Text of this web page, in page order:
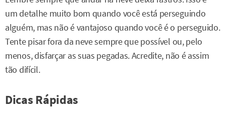
um detalhe muito bom quando você está perseguindo
alguém, mas não é vantajoso quando você é o perseguido.
Tente pisar fora da neve sempre que possível ou, pelo
menos, disfarçar as suas pegadas. Acredite, não é assim
tão difícil.
Dicas Rápidas